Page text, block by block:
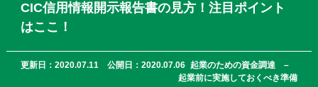
n
CIC信用情報開示報告書の見方！注目ポイント
はここ！
更新日：2020.07.11 公開日：2020.07.06 起業のための資金調達 –
起業前に実施しておくべき準備